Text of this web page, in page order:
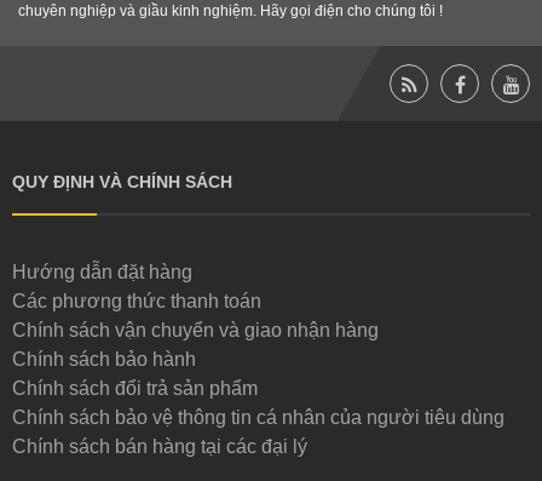
chuyên nghiệp và giầu kinh nghiệm. Hãy gọi điện cho chúng tôi !
QUY ĐỊNH VÀ CHÍNH SÁCH
Hướng dẫn đặt hàng
Các phương thức thanh toán
Chính sách vận chuyển và giao nhận hàng
Chính sách bảo hành
Chính sách đổi trả sản phẩm
Chính sách bảo vệ thông tin cá nhân của người tiêu dùng
Chính sách bán hàng tại các đại lý